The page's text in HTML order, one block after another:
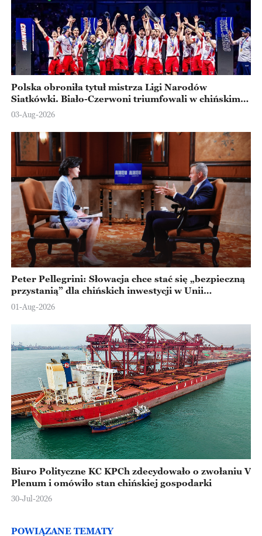
Polska obroniła tytuł mistrza Ligi Narodów
Siatkówki. Biało-Czerwoni triumfowali w chińskim
Ningbo
03-Aug-2026
Peter Pellegrini: Słowacja chce stać się „bezpieczną
przystanią” dla chińskich inwestycji w Unii
Europejskiej
01-Aug-2026
Biuro Polityczne KC KPCh zdecydowało o zwołaniu V
Plenum i omówiło stan chińskiej gospodarki
30-Jul-2026
POWIĄZANE TEMATY